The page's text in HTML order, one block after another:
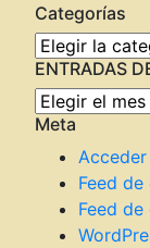
Categorías
Categorías
ENTRADAS
ENTRADAS
DEL
BLOG
Meta
Acceder
Feed
Feed